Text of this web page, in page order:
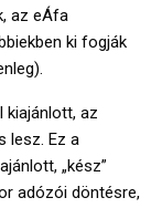
az eÁfa
ki fogják
kiajánlott, az
lesz. Ez a
„kész”
adózói döntésre,